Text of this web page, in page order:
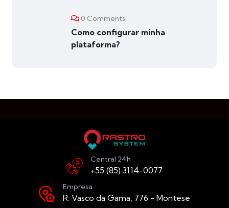
0 Comments
Como configurar minha
plataforma?
Central 24h
+55 (85) 3114-0077
Empresa
R. Vasco da Gama, 776 - Montese